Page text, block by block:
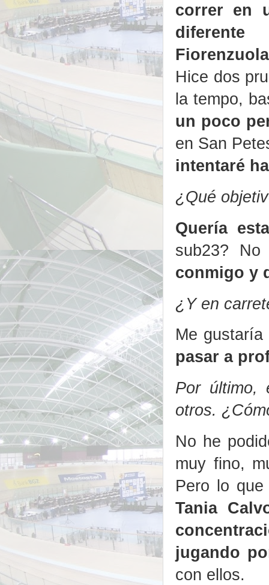
correr en
Fiorenzuola
Hice dos
la tempo,
un poco
en San
intentaré
¿Qué
Quería
sub23?
conmigo y
¿Y en
Me
pasar a
Por último,
otros.
No he
muy fino,
Pero lo
Tania
jugando
con ellos.